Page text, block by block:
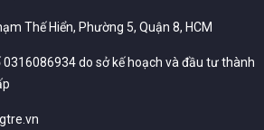
Thế Hiển, Phường 5, Quận 8, HCM
0316086934 do sở kế hoạch và đầu tư thành